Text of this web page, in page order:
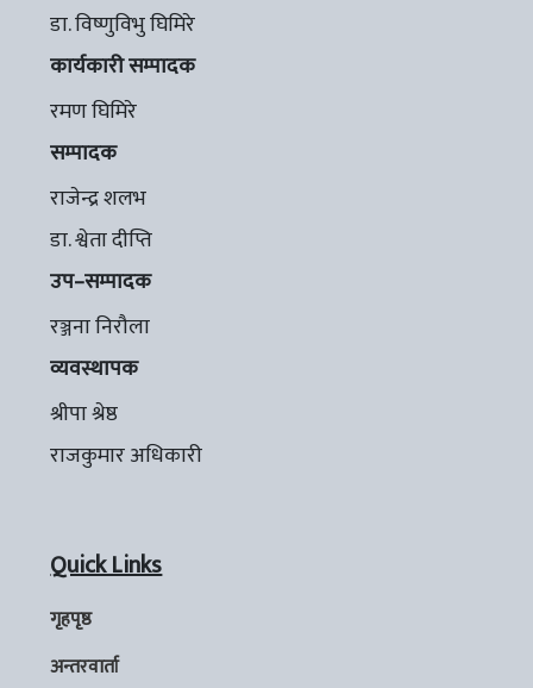
डा. विष्णुविभु घिमिरे
कार्यकारी सम्पादक
रमण घिमिरे
सम्पादक
राजेन्द्र शलभ
डा. श्वेता दीप्ति
उप–सम्पादक
रञ्जना निरौला
व्यवस्थापक
श्रीपा श्रेष्ठ
राजकुमार अधिकारी
Quick Links
गृहपृष्ठ
अन्तरवार्ता